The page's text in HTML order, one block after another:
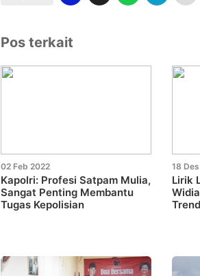
Pos terkait
02 Feb 2022
Kapolri: Profesi Satpam Mulia,
Sangat Penting Membantu
Tugas Kepolisian
18
Lirik